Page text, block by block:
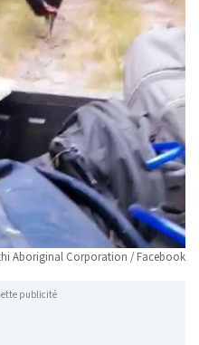
Aboriginal Corporation / Facebook
publicité